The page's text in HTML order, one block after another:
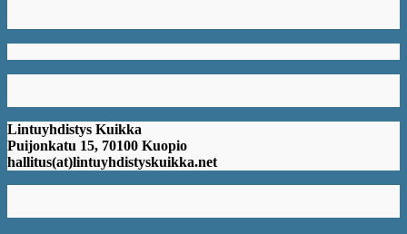
Lintuyhdistys Kuikka
Puijonkatu 15, 70100 Kuopio
hallitus(at)lintuyhdistyskuikka.net